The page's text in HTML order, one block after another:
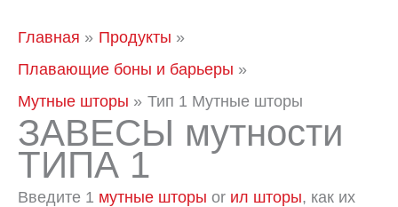
Главная
Продукты
Плавающие боны и барьеры
Мутные шторы
Тип 1 Мутные шторы
ЗАВЕСЫ мутности
ТИПА 1
Введите 1 мутные шторы or ил шторы, как их